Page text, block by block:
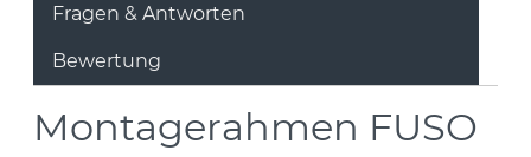
Fragen & Antworten
Bewertung
Montagerahmen FUSO